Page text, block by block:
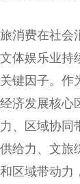
消费在社会
体娱乐业持
键因子。作
济发展核心
、区域协同
给力、文旅
区域带动力